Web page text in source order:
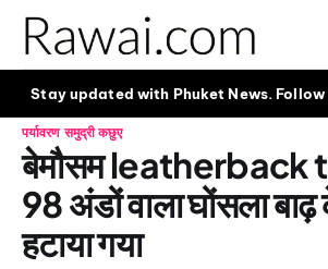
Stay updated with Phuket News. Follow
पर्यावरण समुद्री कछुए
बेमौसम leatherback
98 अंडों वाला घोंसला
हटाया गया